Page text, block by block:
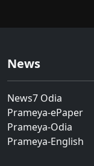
News
News7 Odia
Prameya-ePaper
Prameya-Odia
Prameya-English